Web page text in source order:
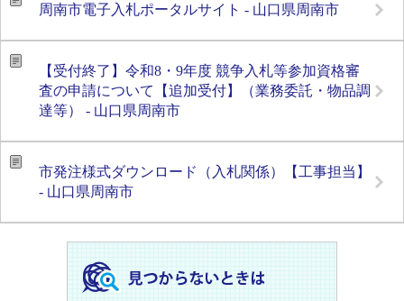
周南市電子入札ポータルサイト - 山口県周南市
【受付終了】令和8・9年度 競争入札等参加資格審
査の申請について【追加受付】（業務委託・物品調
達等） - 山口県周南市
市発注様式ダウンロード（入札関係）【工事担当】
- 山口県周南市